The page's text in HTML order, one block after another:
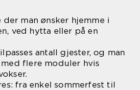
man ønsker hjemme i
ved hytta eller på en
antall gjester, og man
flere moduler hvis
fra enkel sommerfest til